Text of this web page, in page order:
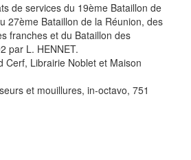
de services du 19ème Bataillon de
27ème Bataillon de la Réunion, des
franches et du Bataillon des
par L. HENNET.
Cerf, Librairie Noblet et Maison
et mouillures, in-octavo, 751